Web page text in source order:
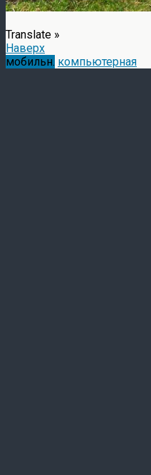
Translate »
Наверх
мобильн. компьютерная